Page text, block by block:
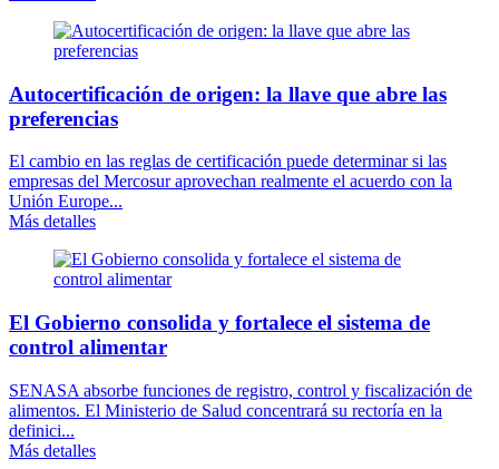
Autocertificación de origen: la llave que abre las
preferencias
El cambio en las reglas de certificación puede determinar si las
empresas del Mercosur aprovechan realmente el acuerdo con la
Unión Europe...
Más detalles
El Gobierno consolida y fortalece el sistema de
control alimentar
SENASA absorbe funciones de registro, control y fiscalización de
alimentos. El Ministerio de Salud concentrará su rectoría en la
definici...
Más detalles